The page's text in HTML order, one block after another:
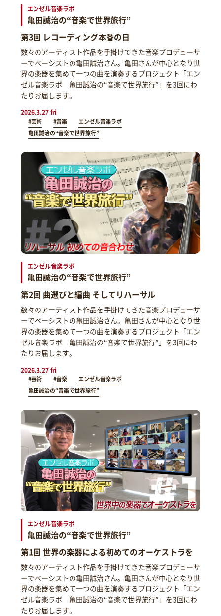
エンゼル音楽ラボ
亀田誠治の“音楽で世界旅行”
第3回 レコーディング本番の日
数々のアーティスト作品を手掛けてきた音楽プロデューサ
ーでベーシストの亀田誠治さん。亀田さんが中心となり世
界の楽器を集めて一つの曲を演奏するプロジェクト「エン
ゼル音楽ラボ 亀田誠治の“音楽で世界旅行”」を3回にわ
たりお届します。
2026.3.27 fri
#芸術 #音楽
エンゼル音楽ラボ
亀田誠治の“音楽で世界旅行”
エンゼル音楽ラボ
亀田誠治の“音楽で世界旅行”
第2回 曲選びと編曲 そしてリハーサル
数々のアーティスト作品を手掛けてきた音楽プロデューサ
ーでベーシストの亀田誠治さん。亀田さんが中心となり世
界の楽器を集めて一つの曲を演奏するプロジェクト「エン
ゼル音楽ラボ 亀田誠治の“音楽で世界旅行”」を3回にわ
たりお届します。
2026.3.27 fri
#芸術 #音楽
エンゼル音楽ラボ
亀田誠治の“音楽で世界旅行”
エンゼル音楽ラボ
亀田誠治の“音楽で世界旅行”
第1回 世界の楽器による初めてのオーケストラを
数々のアーティスト作品を手掛けてきた音楽プロデューサ
ーでベーシストの亀田誠治さん。亀田さんが中心となり世
界の楽器を集めて一つの曲を演奏するプロジェクト「エン
ゼル音楽ラボ 亀田誠治の“音楽で世界旅行”」を3回にわ
たりお届します。